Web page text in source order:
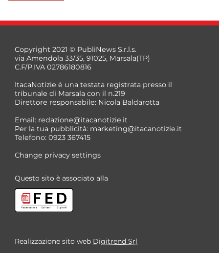
Copyright 2021 © PubliNews S.r.l.s.
via Amendola 33/35, 91025, Marsala(TP)
C.F/P.IVA 02786180816
ItacaNotizie è una testata registrata presso il
tribunale di Marsala con il n.219
Direttore responsabile: Nicola Baldarotta
Email: redazione@itacanotizie.it
Per la tua pubblicità: marketing@itacanotizie.it
Telefono: 0923 367415
Change privacy settings
Questo sito è associato alla
Realizzazione sito web Digitrend Srl